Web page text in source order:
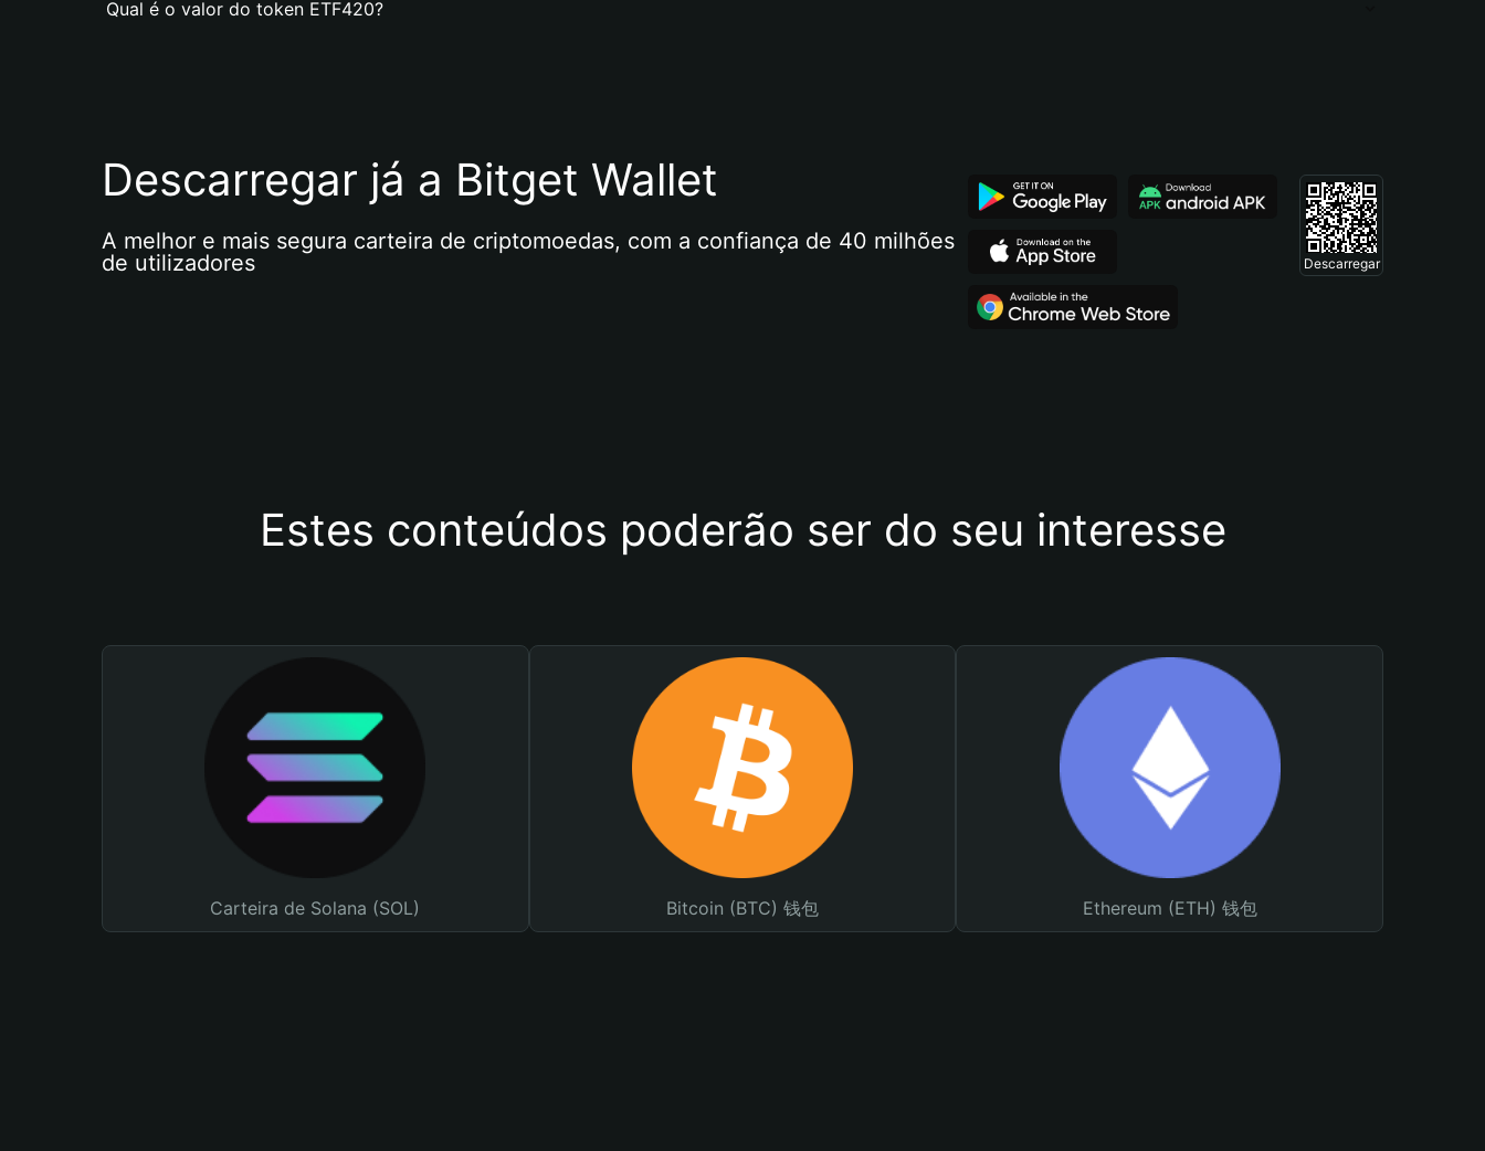
Qual é o valor do token ETF420?
Descarregar já a Bitget Wallet
A melhor e mais segura carteira de criptomoedas, com a confiança de 40 milhões
de utilizadores
Descarregar
Estes conteúdos poderão ser do seu interesse
Carteira de Solana (SOL) Bitcoin (BTC) 钱包 Ethereum (ETH) 钱包